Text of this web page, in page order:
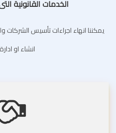
الخدمات القانونية
يمكننا انهاء اجراءات تأسيس الشركات
انشاء او